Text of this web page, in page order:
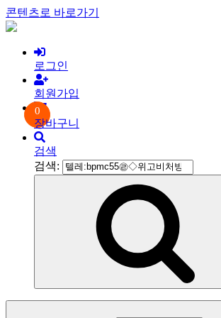
콘텐츠로 바로가기
로그인
회원가입
0
장바구니
검색
검색: